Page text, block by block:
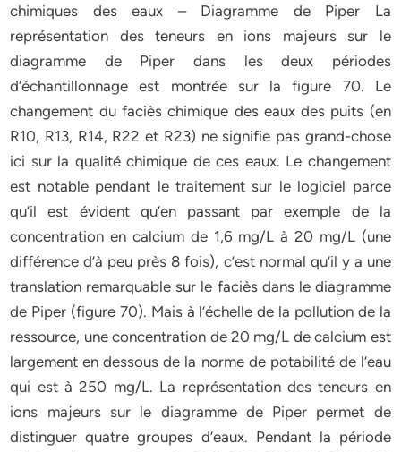
chimiques des eaux – Diagramme de Piper La
représentation des teneurs en ions majeurs sur le
diagramme de Piper dans les deux périodes
d’échantillonnage est montrée sur la figure 70. Le
changement du faciès chimique des eaux des puits (en
R10, R13, R14, R22 et R23) ne signifie pas grand-chose
ici sur la qualité chimique de ces eaux. Le changement
est notable pendant le traitement sur le logiciel parce
qu’il est évident qu’en passant par exemple de la
concentration en calcium de 1,6 mg/L à 20 mg/L (une
différence d’à peu près 8 fois), c’est normal qu’il y a une
translation remarquable sur le faciès dans le diagramme
de Piper (figure 70). Mais à l’échelle de la pollution de la
ressource, une concentration de 20 mg/L de calcium est
largement en dessous de la norme de potabilité de l’eau
qui est à 250 mg/L. La représentation des teneurs en
ions majeurs sur le diagramme de Piper permet de
distinguer quatre groupes d’eaux. Pendant la période